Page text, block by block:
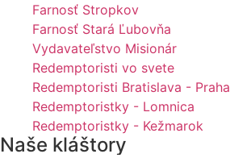
Farnosť Stropkov
Farnosť Stará Ľubovňa
Vydavateľstvo Misionár
Redemptoristi vo svete
Redemptoristi Bratislava - Praha
Redemptoristky - Lomnica
Redemptoristky - Kežmarok
Naše kláštory